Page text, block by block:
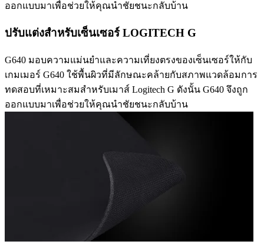
ออกแบบมาเพื่อช่วยให้คุณนำชัยชนะกลับบ้าน
ปรับแต่งสำหรับเซ็นเซอร์ LOGITECH G
G640 มอบความแม่นยำและความเที่ยงตรงของเซ็นเซอร์ให้กับ
เกมเมอร์ G640 ใช้พื้นผิวที่มีลักษณะคล้ายกับสภาพแวดล้อมการ
ทดสอบที่เหมาะสมสำหรับเมาส์ Logitech G ดังนั้น G640 จึงถูก
ออกแบบมาเพื่อช่วยให้คุณนำชัยชนะกลับบ้าน